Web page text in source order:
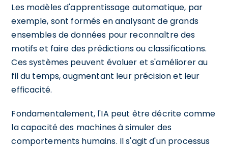
Les modèles d'apprentissage automatique, par
exemple, sont formés en analysant de grands
ensembles de données pour reconnaître des
motifs et faire des prédictions ou classifications.
Ces systèmes peuvent évoluer et s'améliorer au
fil du temps, augmentant leur précision et leur
efficacité.
Fondamentalement, l'IA peut être décrite comme
la capacité des machines à simuler des
comportements humains. Il s'agit d'un processus